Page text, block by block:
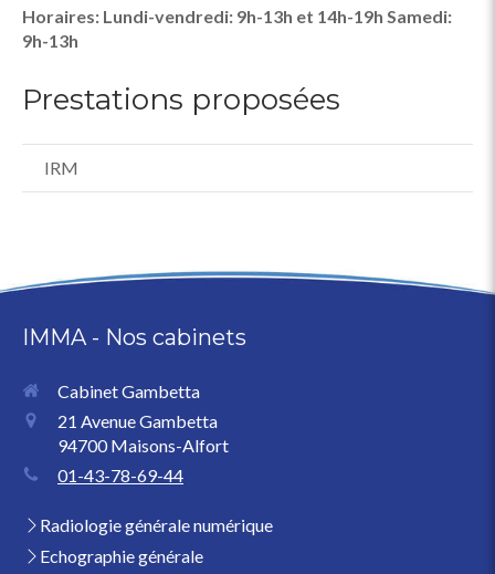
Horaires: Lundi-vendredi: 9h-13h et 14h-19h Samedi:
9h-13h
Prestations proposées
IRM
IMMA - Nos cabinets
Cabinet Gambetta
21 Avenue Gambetta
94700 Maisons-Alfort
01-43-78-69-44
Radiologie générale numérique
Echographie générale